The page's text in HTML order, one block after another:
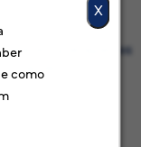
X
como
do que apenas